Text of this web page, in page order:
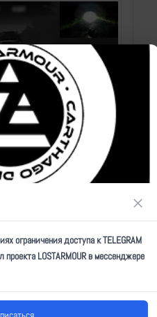
бьют по целям ВСУ на
Est | 2014-2026
×
ограничения доступа к TELEGRAM
проекта LOSTARMOUR в мессенджере